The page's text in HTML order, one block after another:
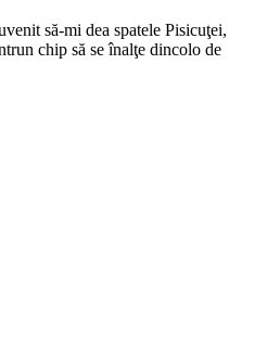
să-mi dea spatele Pisicuţei,
chip să se înalţe dincolo de